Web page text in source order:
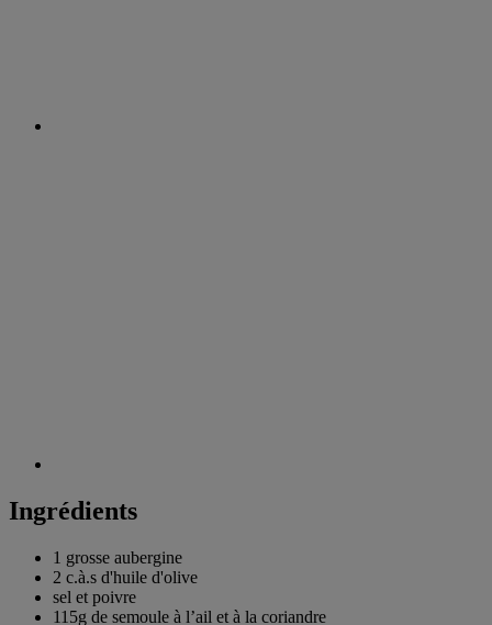
Ingrédients
1 grosse aubergine
2 c.à.s d'huile d'olive
sel et poivre
115g de semoule à l’ail et à la coriandre